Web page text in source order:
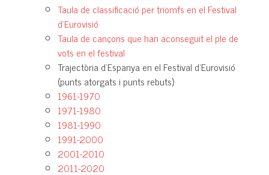
Taula de classificació per triomfs en el Festival
d'Eurovisió
Taula de cançons que han aconseguit el ple de
vots en el festival
Trajectòria d'Espanya en el Festival d'Eurovisió
(punts atorgats i punts rebuts)
1961-1970
1971-1980
1981-1990
1991-2000
2001-2010
2011-2020